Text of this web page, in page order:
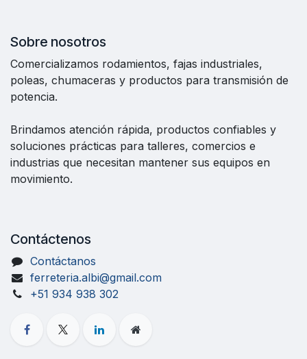
Sobre nosotros
Comercializamos rodamientos, fajas industriales,
poleas, chumaceras y productos para transmisión de
potencia.
Brindamos atención rápida, productos confiables y
soluciones prácticas para talleres, comercios e
industrias que necesitan mantener sus equipos en
movimiento.
Contáctenos
Contáctanos
ferreteria.albi@gmail.com
+51 934 938 302